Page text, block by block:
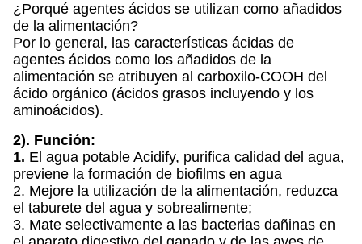
¿Porqué agentes ácidos se utilizan como añadidos
de la alimentación?
Por lo general, las características ácidas de
agentes ácidos como los añadidos de la
alimentación se atribuyen al carboxilo-COOH del
ácido orgánico (ácidos grasos incluyendo y los
aminoácidos).
2). Función:
1. El agua potable Acidify, purifica calidad del agua,
previene la formación de biofilms en agua
2. Mejore la utilización de la alimentación, reduzca
el taburete del agua y sobrealimente;
3. Mate selectivamente a las bacterias dañinas en